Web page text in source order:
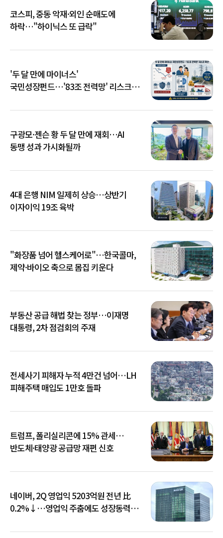
코스피, 중동 악재·외인 순매도에
하락…"하이닉스 또 급락"
'두 달 만에 마이너스'
국민성장펀드…'83조 전력망' 리스크
구광모·젠슨 황 두 달 만에 재회…AI
동맹 성과 가시화될까
4대 은행 NIM 일제히 상승…상반기
이자이익 19조 육박
"화장품 넘어 헬스케어로"…한국콜마,
제약·바이오 축으로 몸집 키운다
부동산 공급 해법 찾는 정부…이재명
대통령, 2차 점검회의 주재
전세사기 피해자 누적 4만건 넘어…LH
피해주택 매입도 1만호 돌파
트럼프, 폴리실리콘에 15% 관세…
반도체·태양광 공급망 재편 신호
네이버, 2Q 영업익 5203억원 전년 比
0.2%↓…영업익 주춤에도 성장동력